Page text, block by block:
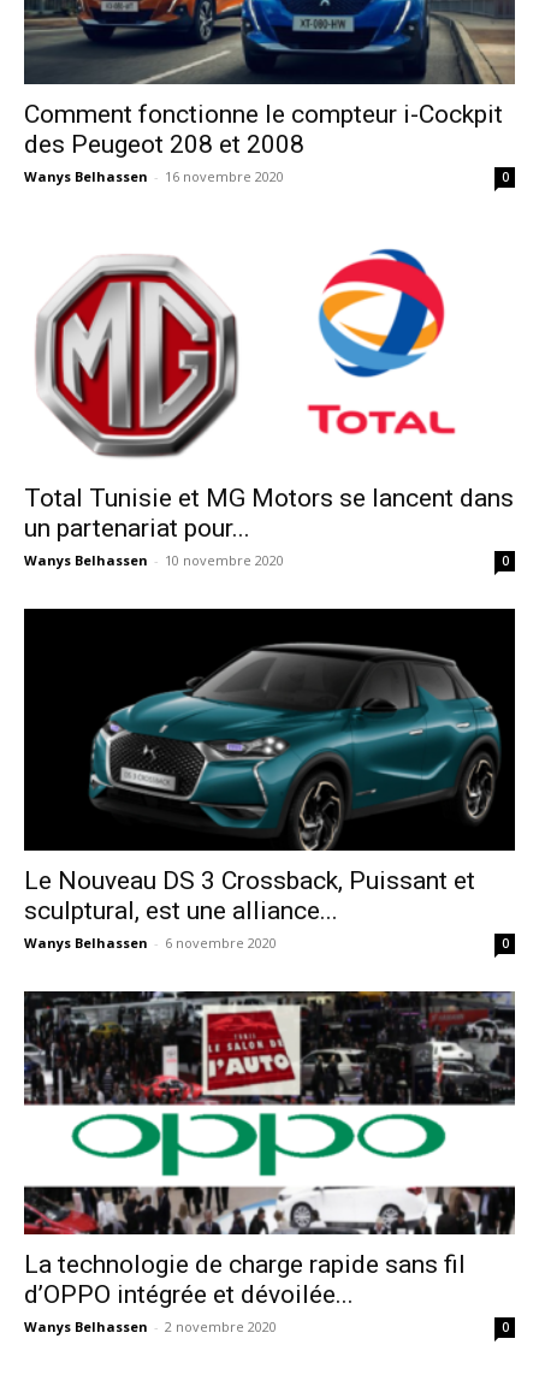
Comment fonctionne le compteur i-Cockpit
des Peugeot 208 et 2008
Wanys Belhassen - 16 novembre 2020 0
Total Tunisie et MG Motors se lancent dans
un partenariat pour...
Wanys Belhassen - 10 novembre 2020 0
Le Nouveau DS 3 Crossback, Puissant et
sculptural, est une alliance...
Wanys Belhassen - 6 novembre 2020 0
La technologie de charge rapide sans fil
d’OPPO intégrée et dévoilée...
Wanys Belhassen - 2 novembre 2020 0